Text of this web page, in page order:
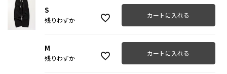
S
残りわずか
カートに入れる
M
残りわずか
カートに入れる